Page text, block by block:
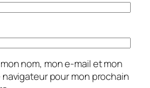
nom, mon e-mail et mon
pour mon prochain